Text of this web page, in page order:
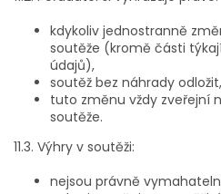
kdykoliv jednostranně
soutěže (kromě části
údajů),
soutěž bez náhrady
tuto změnu vždy zveřejní
soutěže.
11.3. Výhry v soutěži:
nejsou právně